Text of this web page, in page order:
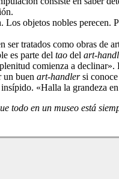
Los objetos nobles perecen.
ser tratados como obras de
es parte del tao del art-
comienza a declinar».
un buen art-handlersi conoce
«Halla la grandeza
todo en un museo está